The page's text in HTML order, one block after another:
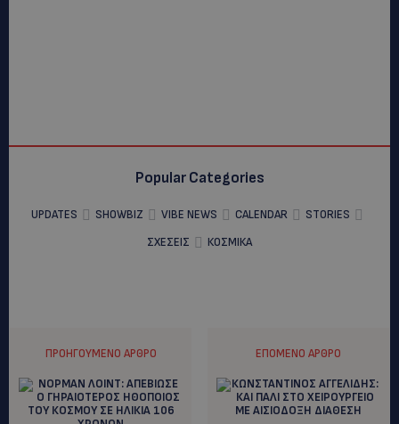
Popular Categories
UPDATES SHOWBIZ VIBE NEWS CALENDAR
STORIES
ΣΧΕΣΕΙΣ
ΚΟΣΜΙΚΑ
ΠΡΟΗΓΟΎΜΕΝΟ ΆΡΘΡΟ ΕΠΌΜΕΝΟ ΆΡΘΡΟ